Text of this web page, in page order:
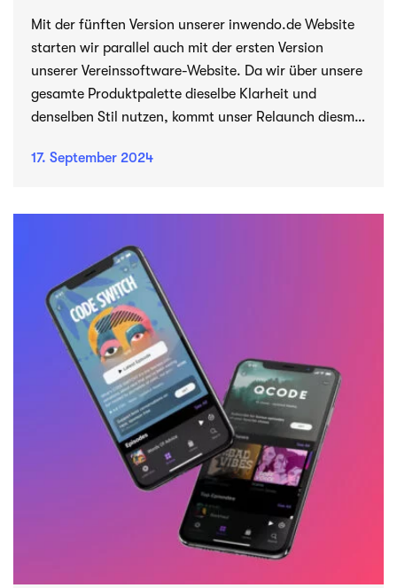
Mit der fünften Version unserer inwendo.de Website
starten wir parallel auch mit der ersten Version
unserer Vereinssoftware-Website. Da wir über unsere
gesamte Produktpalette dieselbe Klarheit und
denselben Stil nutzen, kommt unser Relaunch diesmal
17. September 2024